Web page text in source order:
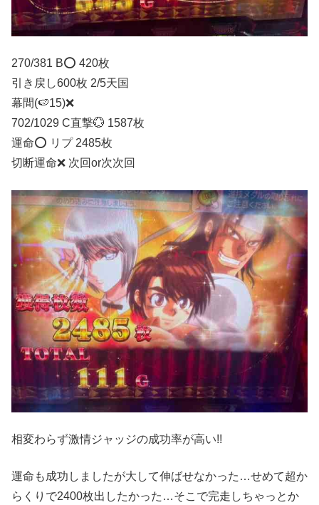
270/381 B⭕️ 420枚
引き戻し600枚 2/5天国
幕間(🍉15)❌
702/1029 C直撃💮 1587枚
運命⭕️ リプ 2485枚
切断運命❌ 次回or次次回
相変わらず激情ジャッジの成功率が高い!!
運命も成功しましたが大して伸ばせなかった…せめて超か
らくりで2400枚出したかった…そこで完走しちゃっとか